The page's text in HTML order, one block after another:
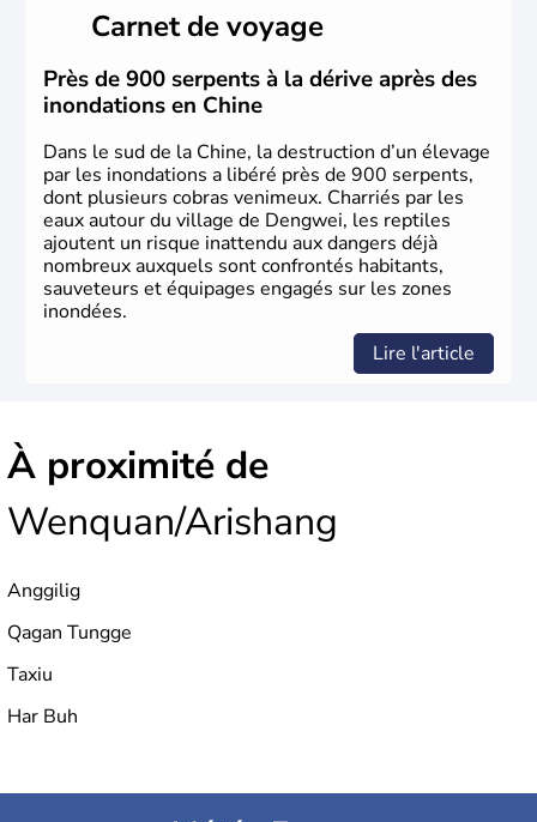
dynasties. La dynastie Qing a été la dernière à régner
jusqu'aux guerres de l'opium lorsque la Chine s'est
constituée comme nation et a retrouvé son indépendance
en 1945. Illustre pays en matière d'inventions avant-
gardistes, la Chine a été la première utilisatrice du papier,
de l'imprimerie à caractères mobiles, de la boussole et de
la poudre à canon.
Carnet de voyage
Près de 900 serpents à la dérive après des
inondations en Chine
Dans le sud de la Chine, la destruction d’un élevage
par les inondations a libéré près de 900 serpents,
dont plusieurs cobras venimeux. Charriés par les
eaux autour du village de Dengwei, les reptiles
ajoutent un risque inattendu aux dangers déjà
nombreux auxquels sont confrontés habitants,
sauveteurs et équipages engagés sur les zones
inondées.
Lire l'article
À proximité de
Wenquan/Arishang
Anggilig
Qagan Tungge
Taxiu
Har Buh